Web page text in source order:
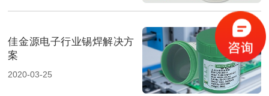
佳金源电子行业锡焊解决方
案
2020-03-25